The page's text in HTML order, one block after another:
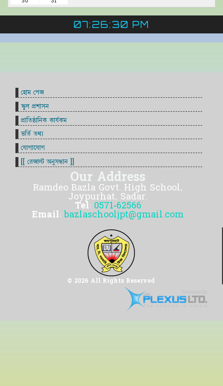
07:26:30 PM
© 2026 All Rights Reserved
Our Address
Ramdeo Bazla Govt. High School,
Joypurhat, Sadar.
Tel: 0571-62566
Email:bazlaschooljpt@gmail.com
হোম পেজ
স্কুল প্রশাসন
প্রাতিষ্ঠানিক কার্যকম
ভর্তি তথ্য
যোগাযোগ
[[ রেজাল্ট অনুসন্ধান ]]